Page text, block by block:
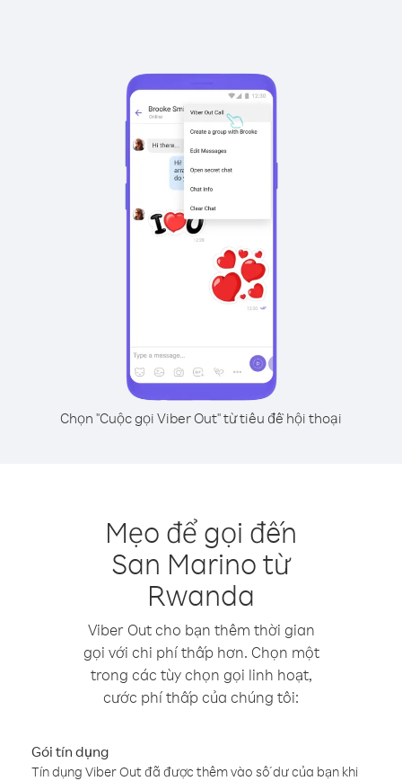
Chọn "Cuộc gọi Viber Out" từ tiêu đề hội thoại
Mẹo để gọi đến
San Marino từ
Rwanda
Viber Out cho bạn thêm thời gian
gọi với chi phí thấp hơn. Chọn một
trong các tùy chọn gọi linh hoạt,
cước phí thấp của chúng tôi:
Gói tín dụng
Tín dụng Viber Out đã được thêm vào số dư của bạn khi